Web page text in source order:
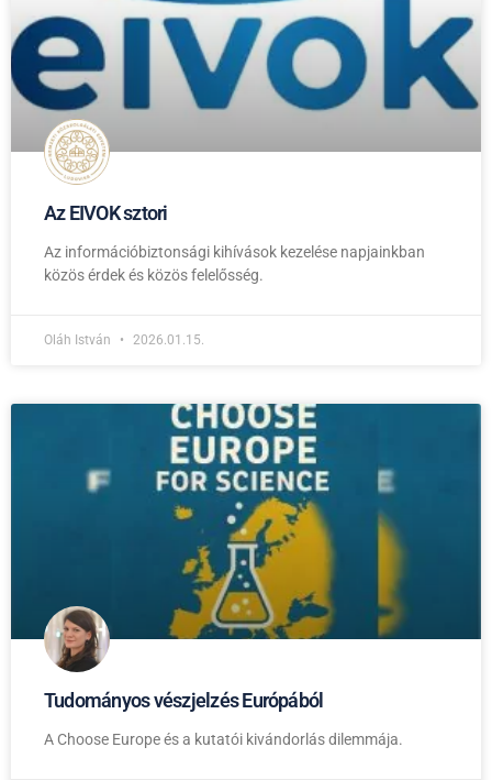
Az EIVOK sztori
Az információbiztonsági kihívások kezelése napjainkban
közös érdek és közös felelősség.
Oláh István 2026.01.15.
Tudományos vészjelzés Európából
A Choose Europe és a kutatói kivándorlás dilemmája.